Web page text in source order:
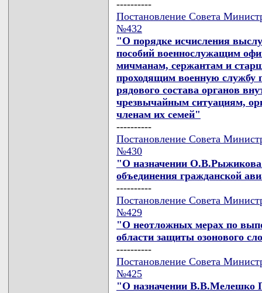
----------
Постановление Совета
№432
"О порядке исчисления
пособий военнослужащим
мичманам, сержантам и
проходящим военную службу
рядового состава органов
чрезвычайным ситуациям,
членам их семей"
----------
Постановление Совета
№430
"О назначении О.В.Рыжикова
объединения гражданской
----------
Постановление Совета
№429
"О неотложных мерах по
области защиты озонового
----------
Постановление Совета
№425
"О назначении В.В.Мелешко